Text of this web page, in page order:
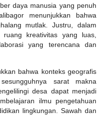
daya manusia yang penuh
menunjukkan bahwa
mutlak. Justru, dalam
kreativitas yang luas,
yang terencana dan
bahwa konteks geografis
sarat makna
desa dapat menjadi
ilmu pengetahuan
lingkungan. Sawah dan